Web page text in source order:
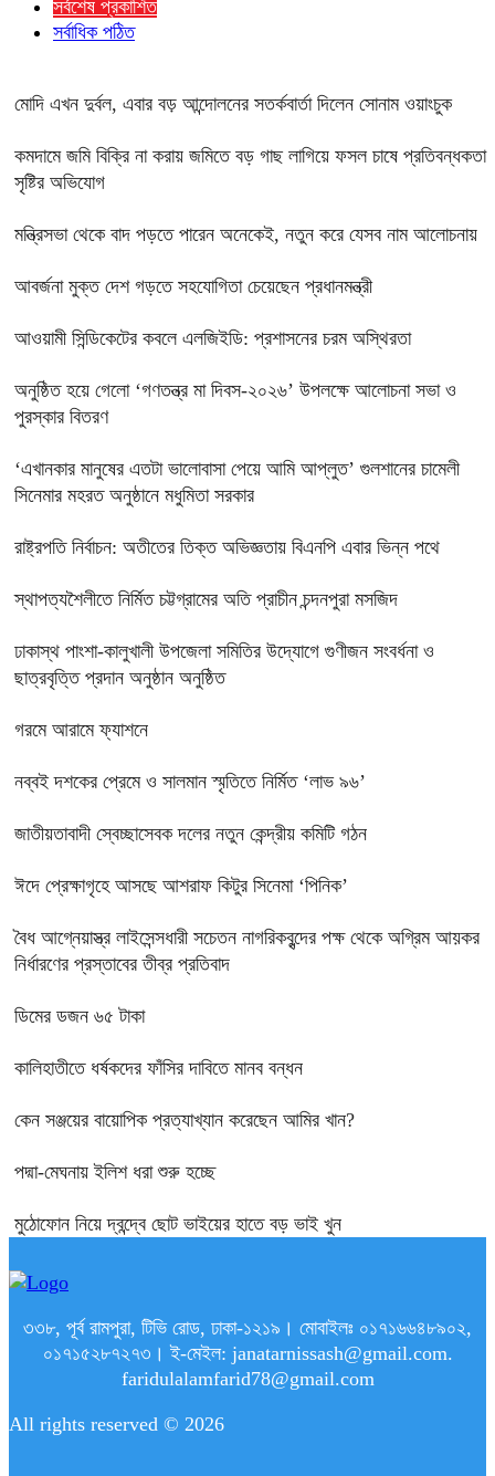
সর্বশেষ প্রকাশিত
সর্বাধিক পঠিত
মোদি এখন দুর্বল, এবার বড় আন্দোলনের সতর্কবার্তা দিলেন সোনাম ওয়াংচুক
কমদামে জমি বিক্রি না করায় জমিতে বড় গাছ লাগিয়ে ফসল চাষে প্রতিবন্ধকতা
সৃষ্টির অভিযোগ
মন্ত্রিসভা থেকে বাদ পড়তে পারেন অনেকেই, নতুন করে যেসব নাম আলোচনায়
আবর্জনা মুক্ত দেশ গড়তে সহযোগিতা চেয়েছেন প্রধানমন্ত্রী
‎আওয়ামী সিন্ডিকেটের কবলে এলজিইডি: প্রশাসনের চরম অস্থিরতা
অনুষ্ঠিত হয়ে গেলো ‘গণতন্ত্র মা দিবস-২০২৬’ উপলক্ষে আলোচনা সভা ও
পুরস্কার বিতরণ
‘এখানকার মানুষের এতটা ভালোবাসা পেয়ে আমি আপ্লুত’ গুলশানের চামেলী
সিনেমার মহরত অনুষ্ঠানে মধুমিতা সরকার
রাষ্ট্রপতি নির্বাচন: অতীতের তিক্ত অভিজ্ঞতায় বিএনপি এবার ভিন্ন পথে
স্থাপত্যশৈলীতে নির্মিত চট্টগ্রামের অতি প্রাচীন চন্দনপুরা মসজিদ
ঢাকাস্থ পাংশা-কালুখালী উপজেলা সমিতির উদ্যোগে গুণীজন সংবর্ধনা ও
ছাত্রবৃত্তি প্রদান অনুষ্ঠান অনুষ্ঠিত
গরমে আরামে ফ্যাশনে
নব্বই দশকের প্রেমে ও সালমান স্মৃতিতে নির্মিত ‘লাভ ৯৬’
জাতীয়তাবাদী স্বেচ্ছাসেবক দলের নতুন কেন্দ্রীয় কমিটি গঠন
ঈদে প্রেক্ষাগৃহে আসছে আশরাফ কিটুর সিনেমা ‘পিনিক’
বৈধ আগ্নেয়াস্ত্র লাইসেন্সধারী সচেতন নাগরিকবৃন্দের পক্ষ থেকে অগ্রিম আয়কর
নির্ধারণের প্রস্তাবের তীব্র প্রতিবাদ
ডিমের ডজন ৬৫ টাকা
কালিহাতীতে ধর্ষকদের ফাঁসির দাবিতে মানব বন্ধন
কেন সঞ্জয়ের বায়োপিক প্রত্যাখ্যান করেছেন আমির খান?
পদ্মা-মেঘনায় ইলিশ ধরা শুরু হচ্ছে
মুঠোফোন নিয়ে দ্বন্দ্বে ছোট ভাইয়ের হাতে বড় ভাই খুন
৩৩৮, পূর্ব রামপুরা, টিভি রোড, ঢাকা-১২১৯। মোবাইলঃ ০১৭১৬৬৪৮৯০২,
০১৭১৫২৮৭২৭৩। ই-মেইল: janatarnissash@gmail.com.
faridulalamfarid78@gmail.com
All rights reserved © 2026